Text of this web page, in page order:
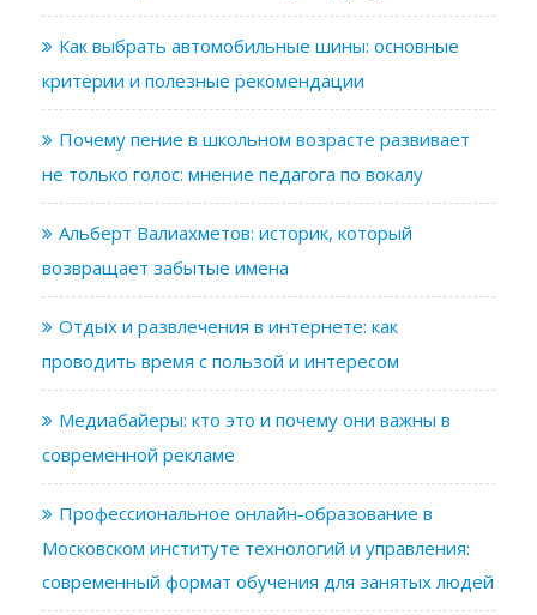
Как выбрать автомобильные шины: основные
критерии и полезные рекомендации
Почему пение в школьном возрасте развивает
не только голос: мнение педагога по вокалу
Альберт Валиахметов: историк, который
возвращает забытые имена
Отдых и развлечения в интернете: как
проводить время с пользой и интересом
Медиабайеры: кто это и почему они важны в
современной рекламе
Профессиональное онлайн-образование в
Московском институте технологий и управления:
современный формат обучения для занятых людей